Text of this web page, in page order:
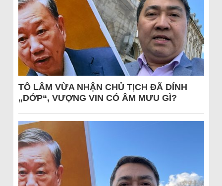
TÔ LÂM VỪA NHẬN CHỦ TỊCH ĐÃ DÍNH
„DỚP“, VƯỢNG VIN CÓ ÂM MƯU GÌ?